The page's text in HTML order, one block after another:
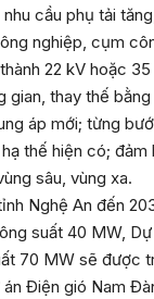
cầu phụ tải
nghiệp, cụm
22 kV hoặc
gian, thay thế
áp mới; từng
thế hiện có;
sâu, vùng xa.
Nghệ An đến
suất 40 MW,
70 MW sẽ được
án Điện gió Nam